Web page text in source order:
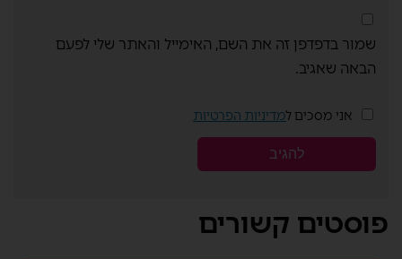
שמור בדפדפן זה את השם, האימייל והאתר שלי לפעם
הבאה שאגיב.
אני מסכים למדיניות הפרטיות
פוסטים קשורים